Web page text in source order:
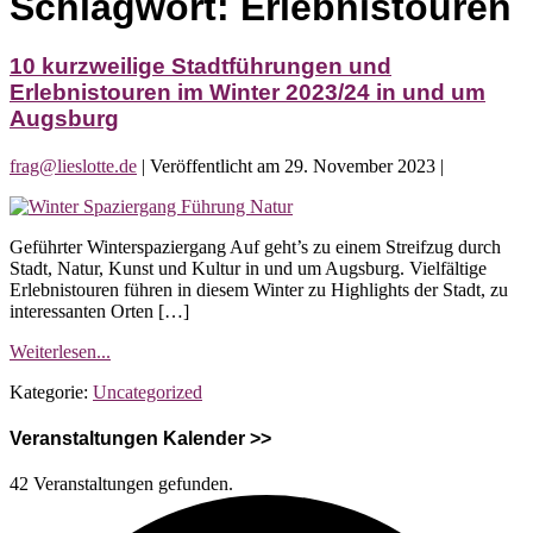
10 kurzweilige Stadtführungen und
Erlebnistouren im Winter 2023/24 in und um
Augsburg
frag@lieslotte.de | Veröffentlicht am 29. November 2023 |
10
Stadtführungen
und
Erlebnistouren
im
2023/24
und
Augsburg
Geführter Winterspaziergang Auf geht’s zu einem Streifzug durch
Stadt, Natur, Kunst und Kultur in und um Augsburg. Vielfältige
Erlebnistouren führen in diesem Winter zu Highlights der Stadt, zu
interessanten Orten […]
Weiterlesen...
Stadtführungen
Erlebnistouren
Winter
2023/24
Kategorie: Uncategorized
Veranstaltungen Kalender >>
42 Veranstaltungen gefunden.